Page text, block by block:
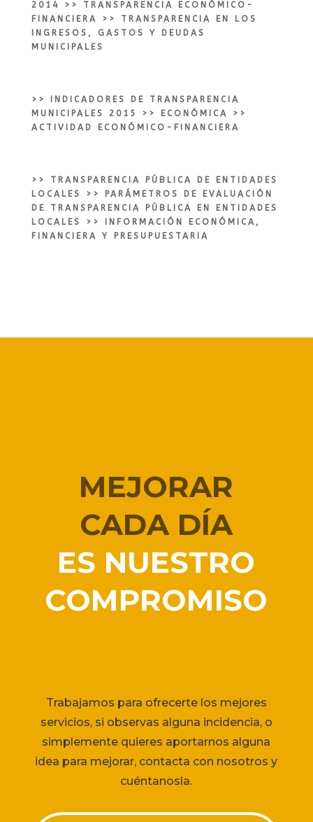
2014 >> TRANSPARENCIA ECONÓMICO-
FINANCIERA
>> TRANSPARENCIA EN LOS
INGRESOS, GASTOS Y DEUDAS
MUNICIPALES
>>
INDICADORES DE TRANSPARENCIA
MUNICIPALES 2015
>> ECONÓMICA
>>
ACTIVIDAD ECONÓMICO-FINANCIERA
>> TRANSPARENCIA PÚBLICA DE ENTIDADES
LOCALES
>>
PARÁMETROS DE EVALUACIÓN
DE TRANSPARENCIA PÚBLICA EN ENTIDADES
LOCALES
>>
INFORMACIÓN ECONÓMICA,
FINANCIERA Y PRESUPUESTARIA
MEJORAR
CADA DÍA
ES NUESTRO
COMPROMISO
Trabajamos para ofrecerte los mejores
servicios, si observas alguna incidencia, o
simplemente quieres aportarnos alguna
idea para mejorar, contacta con nosotros y
cuéntanosla.